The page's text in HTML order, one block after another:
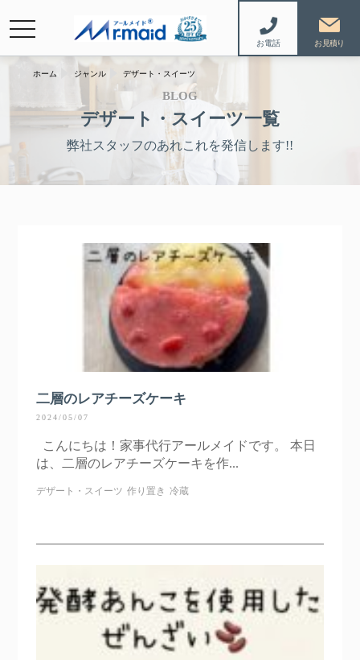
お電話
navigation
BLOG
デザート・スイーツ一覧
弊社スタッフのあれこれを発信します!!
ホーム ジャンル デザート・スイーツ
二層のレアチーズケーキ
2024/05/07
こんにちは！家事代行アールメイドです。 本日
は、二層のレアチーズケーキを作...
デザート・スイーツ 作り置き 冷蔵